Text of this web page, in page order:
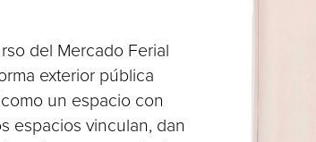
del Mercado Ferial
exterior pública
un espacio con
espacios vinculan, dan